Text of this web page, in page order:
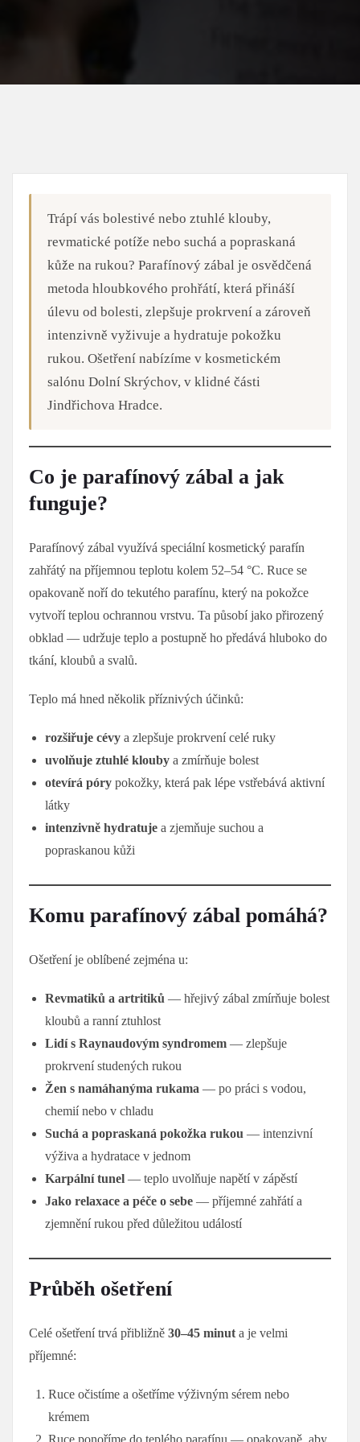
Trápí vás bolestivé nebo ztuhlé klouby,
revmatické potíže nebo suchá a popraskaná
kůže na rukou? Parafínový zábal je osvědčená
metoda hloubkového prohřátí, která přináší
úlevu od bolesti, zlepšuje prokrvení a zároveň
intenzivně vyživuje a hydratuje pokožku
rukou. Ošetření nabízíme v kosmetickém
salónu Dolní Skrýchov, v klidné části
Jindřichova Hradce.
Co je parafínový zábal a jak
funguje?
Parafínový zábal využívá speciální kosmetický parafín
zahřátý na příjemnou teplotu kolem 52–54 °C. Ruce se
opakovaně noří do tekutého parafínu, který na pokožce
vytvoří teplou ochrannou vrstvu. Ta působí jako přirozený
obklad — udržuje teplo a postupně ho předává hluboko do
tkání, kloubů a svalů.
Teplo má hned několik příznivých účinků:
rozšiřuje cévy a zlepšuje prokrvení celé ruky
uvolňuje ztuhlé klouby a zmírňuje bolest
otevírá póry pokožky, která pak lépe vstřebává aktivní
látky
intenzivně hydratuje a zjemňuje suchou a
popraskanou kůži
Komu parafínový zábal pomáhá?
Ošetření je oblíbené zejména u:
Revmatiků a artritiků — hřejivý zábal zmírňuje bolest
kloubů a ranní ztuhlost
Lidí s Raynaudovým syndromem — zlepšuje
prokrvení studených rukou
Žen s namáhanýma rukama — po práci s vodou,
chemií nebo v chladu
Suchá a popraskaná pokožka rukou — intenzivní
výživa a hydratace v jednom
Karpální tunel — teplo uvolňuje napětí v zápěstí
Jako relaxace a péče o sebe — příjemné zahřátí a
zjemnění rukou před důležitou událostí
Průběh ošetření
Celé ošetření trvá přibližně 30–45 minut a je velmi
příjemné:
Ruce očistíme a ošetříme výživným sérem nebo
krémem
Ruce ponoříme do teplého parafínu — opakovaně, aby